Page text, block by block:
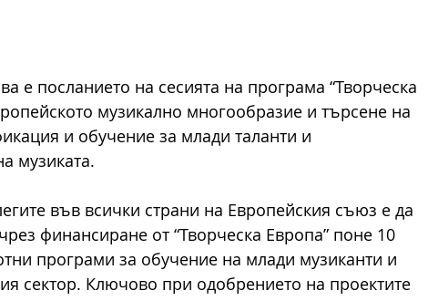
е посланието на сесията на програма “Творческа
музикално многообразие и търсене на
и обучение за млади таланти и
музиката.
във всички страни на Европейския съюз е да
финансиране от “Творческа Европа” поне 10
програми за обучение на млади музиканти и
сектор. Ключово при одобрението на проектите